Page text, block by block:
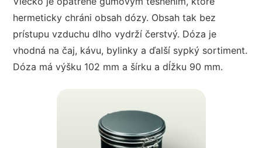
hermeticky chráni obsah dózy. Obsah tak bez
prístupu vzduchu dlho vydrží čerstvý. Dóza je
vhodná na čaj, kávu, bylinky a ďalší sypký sortiment.
Dóza má výšku 102 mm a šírku a dĺžku 90 mm.